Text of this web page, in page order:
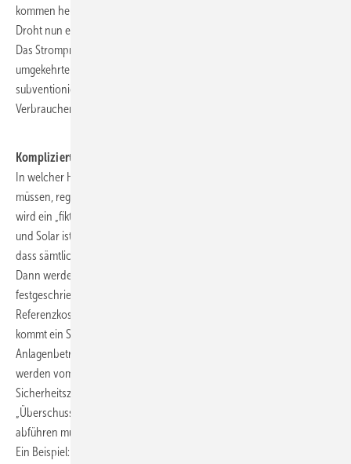
kommen heute aus Fernost.
Droht nun ein ähnliches Szenario wie beim altmaierschen Kahlschlag?
Das Strompreisbremsengesetz lässt sich mit einer EEG-Umlage in
umgekehrter Fließrichtung beschreiben. Aber anders als im EEG
subventionieren die Erzeuger jetzt den Verbrauch, anstatt dass die
Verbraucher die klimafreundliche Erzeugung bezuschussen.
Komplizierter Dreischritt
In welcher Höhe Anlagenbetreiber die Preisbremse mitfinanzieren
müssen, regelt das Strom-PBG in den Paragraphen 13 bis 18. Zuerst
wird ein „fiktiver Erlös“ für Erzeugungsanlagen festgelegt. Bei Wind
und Solar ist das der Monatsmarktwert. Der Gesetzgeber unterstellt,
dass sämtlicher Strom zum Börsenpreis verkauft wurde.
Dann werden sogenannte Referenzkosten und Sicherheitszuschläge
festgeschrieben. Bei Regenerativanlagen entsprechen die
Referenzkosten dem garantierten Mindesterlös der Anlage. Hinzu
kommt ein Sicherheitszuschlag, der Härten ausgleichen soll und den
Anlagenbetreibern eine kleine Marge belässt. Im dritten Schritt
werden vom „fiktiven Erlös“ die addierten Referenzkosten und
Sicherheitszuschläge abgezogen. Die Differenz ergibt den
„Überschusserlös“, von dem die Anlagenbetreiber 90 Prozent
abführen müssen.
Ein Beispiel: Liegen der Monatsmarktwert bei 30 ct/kWh, die